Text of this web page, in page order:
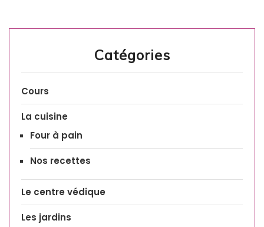
Catégories
Cours
La cuisine
Four à pain
Nos recettes
Le centre védique
Les jardins